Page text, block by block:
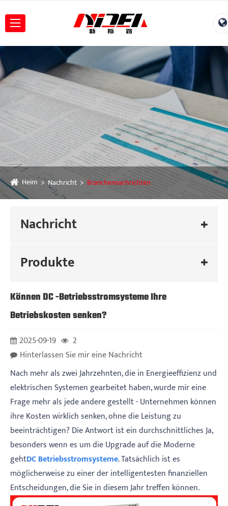
Heim Nachricht Branchennachrichten
Nachricht
Produkte
Können DC -Betriebsstromsysteme Ihre
Betriebskosten senken?
2025-09-19
2
Hinterlassen Sie mir eine Nachricht
Nach mehr als zwei Jahrzehnten, die in Energieeffizienz und
elektrischen Systemen gearbeitet haben, wurde mir eine
Frage mehr als jede andere gestellt - Unternehmen können
ihre Kosten wirklich senken, ohne die Leistung zu
beeinträchtigen? Die Antwort ist ein durchschnittliches Ja,
besonders wenn es um die Upgrade auf die Moderne
gehtDC Betriebsstromsysteme. Tatsächlich ist es
möglicherweise zu einer der intelligentesten finanziellen
Entscheidungen, die Sie in diesem Jahr treffen können.